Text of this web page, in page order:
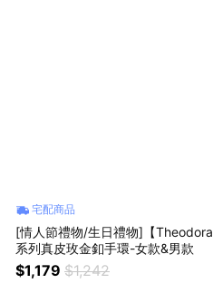
宅配商品
[情人節禮物/生日禮物]【
系列真皮玫金釦手環-女款&男款
$1,179 $1,242